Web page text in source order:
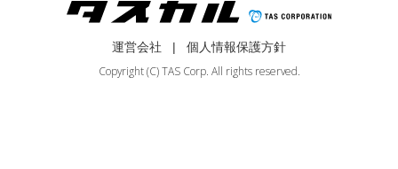
運営会社
個人情報保護方針
Copyright (C) TAS Corp. All rights reserved.